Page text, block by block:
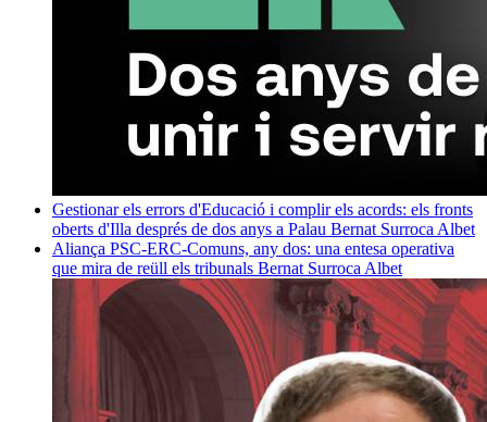
Gestionar els errors d'Educació i complir els acords: els fronts
oberts d'Illa després de dos anys a Palau Bernat Surroca Albet
Aliança PSC-ERC-Comuns, any dos: una entesa operativa
que mira de reüll els tribunals Bernat Surroca Albet